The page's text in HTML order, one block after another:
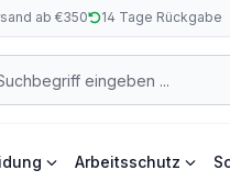
ab €350 14 Tage Rückgabe
Arbeitsschutz